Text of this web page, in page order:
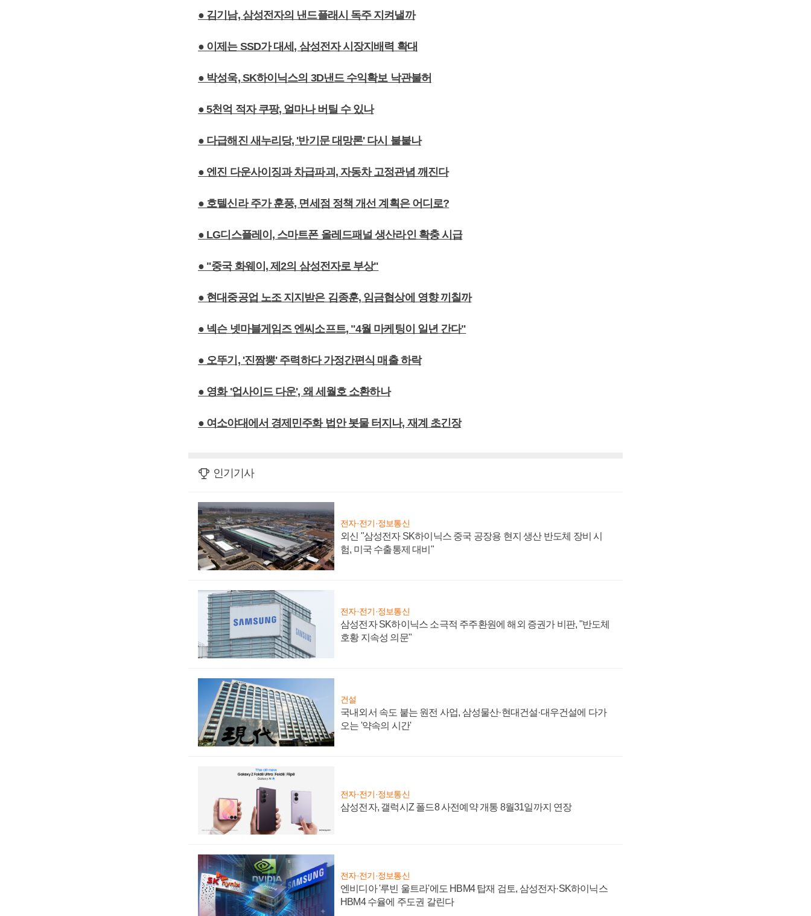
● 김기남, 삼성전자의 낸드플래시 독주 지켜낼까
● 이제는 SSD가 대세, 삼성전자 시장지배력 확대
● 박성욱, SK하이닉스의 3D낸드 수익확보 낙관불허
● 5천억 적자 쿠팡, 얼마나 버틸 수 있나
● 다급해진 새누리당, '반기문 대망론' 다시 불붙나
● 엔진 다운사이징과 차급파괴, 자동차 고정관념 깨진다
● 호텔신라 주가 훈풍, 면세점 정책 개선 계획은 어디로?
● LG디스플레이, 스마트폰 올레드패널 생산라인 확충 시급
● "중국 화웨이, 제2의 삼성전자로 부상"
● 현대중공업 노조 지지받은 김종훈, 임금협상에 영향 끼칠까
● 넥슨 넷마블게임즈 엔씨소프트, "4월 마케팅이 일년 간다"
● 오뚜기, '진짬뽕' 주력하다 가정간편식 매출 하락
● 영화 '업사이드 다운', 왜 세월호 소환하나
● 여소야대에서 경제민주화 법안 봇물 터지나, 재계 초긴장
인기기사
전자·전기·정보통신
외신 "삼성전자 SK하이닉스 중국 공장용 현지 생산 반도체 장비 시
험, 미국 수출통제 대비"
전자·전기·정보통신
삼성전자 SK하이닉스 소극적 주주환원에 해외 증권가 비판, "반도체
호황 지속성 의문"
건설
국내외서 속도 붙는 원전 사업, 삼성물산·현대건설·대우건설에 다가
오는 '약속의 시간'
전자·전기·정보통신
삼성전자, 갤럭시Z 폴드8 사전예약 개통 8월31일까지 연장
전자·전기·정보통신
엔비디아 '루빈 울트라'에도 HBM4 탑재 검토, 삼성전자·SK하이닉스
HBM4 수율에 주도권 갈린다